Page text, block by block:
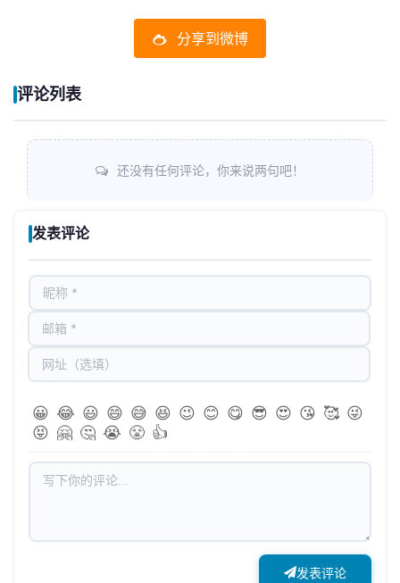
分享到微博
评论列表
还没有任何评论，你来说两句吧！
发表评论
😀 😂 😃 😄 😅 😆 😉 😊 😋 😎 😍 😘 🥰 😜
😝 🤗 🤔 😭 😤 👍
发表评论